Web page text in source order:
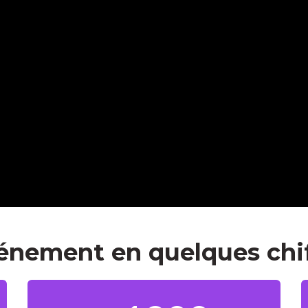
en quelques